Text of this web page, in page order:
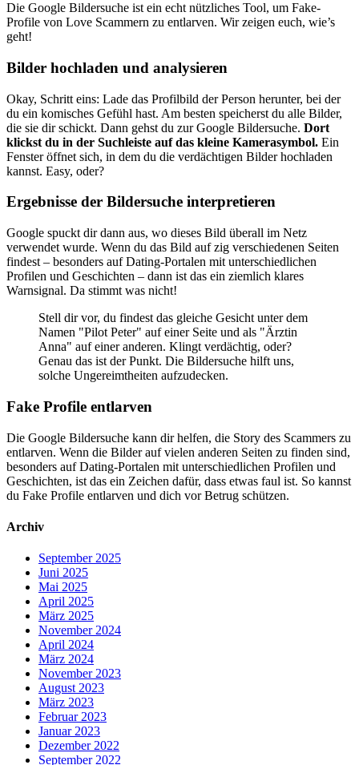
Die Google Bildersuche ist ein echt nützliches Tool, um Fake-
Profile von Love Scammern zu entlarven. Wir zeigen euch, wie’s
geht!
Bilder hochladen und analysieren
Okay, Schritt eins: Lade das Profilbild der Person herunter, bei der
du ein komisches Gefühl hast. Am besten speicherst du alle Bilder,
die sie dir schickt. Dann gehst du zur Google Bildersuche. Dort
klickst du in der Suchleiste auf das kleine Kamerasymbol. Ein
Fenster öffnet sich, in dem du die verdächtigen Bilder hochladen
kannst. Easy, oder?
Ergebnisse der Bildersuche interpretieren
Google spuckt dir dann aus, wo dieses Bild überall im Netz
verwendet wurde. Wenn du das Bild auf zig verschiedenen Seiten
findest – besonders auf Dating-Portalen mit unterschiedlichen
Profilen und Geschichten – dann ist das ein ziemlich klares
Warnsignal. Da stimmt was nicht!
Stell dir vor, du findest das gleiche Gesicht unter dem
Namen "Pilot Peter" auf einer Seite und als "Ärztin
Anna" auf einer anderen. Klingt verdächtig, oder?
Genau das ist der Punkt. Die Bildersuche hilft uns,
solche Ungereimtheiten aufzudecken.
Fake Profile entlarven
Die Google Bildersuche kann dir helfen, die Story des Scammers zu
entlarven. Wenn die Bilder auf vielen anderen Seiten zu finden sind,
besonders auf Dating-Portalen mit unterschiedlichen Profilen und
Geschichten, ist das ein Zeichen dafür, dass etwas faul ist. So kannst
du Fake Profile entlarven und dich vor Betrug schützen.
Archiv
September 2025
Juni 2025
Mai 2025
April 2025
März 2025
November 2024
April 2024
März 2024
November 2023
August 2023
März 2023
Februar 2023
Januar 2023
Dezember 2022
September 2022